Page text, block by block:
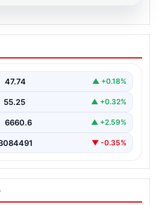
Çevrim içi İletişimin
Muhabbet Deneyimi
ifade etmektedir. Halen…
47.74 ▲ +0.18%
55.25 ▲ +0.32%
6660.6 ▲ +2.59%
▼ -0.35%